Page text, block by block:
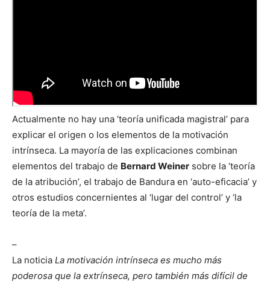
Actualmente no hay una ‘teoría unificada magistral’ para
explicar el origen o los elementos de la motivación
intrínseca. La mayoría de las explicaciones combinan
elementos del trabajo de Bernard Weiner sobre la ‘teoría
de la atribución’, el trabajo de Bandura en ‘auto-eficacia’ y
otros estudios concernientes al ‘lugar del control’ y ‘la
teoría de la meta’.
–
La noticia La motivación intrínseca es mucho más
poderosa que la extrínseca, pero también más difícil de